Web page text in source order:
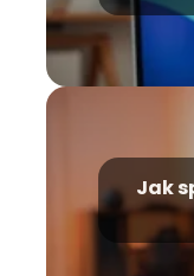
Jak